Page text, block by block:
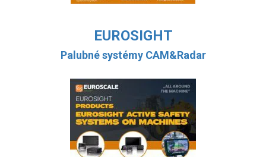
EUROSIGHT
Palubné systémy CAM&Radar